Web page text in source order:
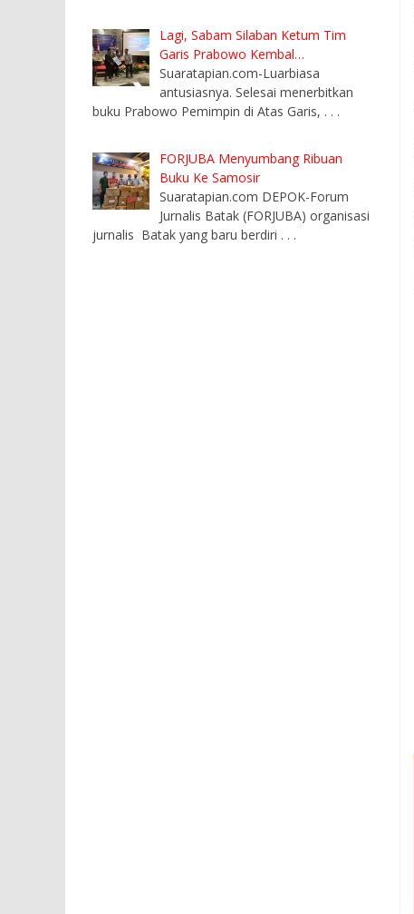
Lagi, Sabam Silaban Ketum Tim
Garis Prabowo Kembal…
Suaratapian.com-Luarbiasa
antusiasnya. Selesai menerbitkan
buku Prabowo Pemimpin di Atas Garis, . . .
FORJUBA Menyumbang Ribuan
Buku Ke Samosir
Suaratapian.com DEPOK-Forum
Jurnalis Batak (FORJUBA) organisasi
jurnalis Batak yang baru berdiri . . .